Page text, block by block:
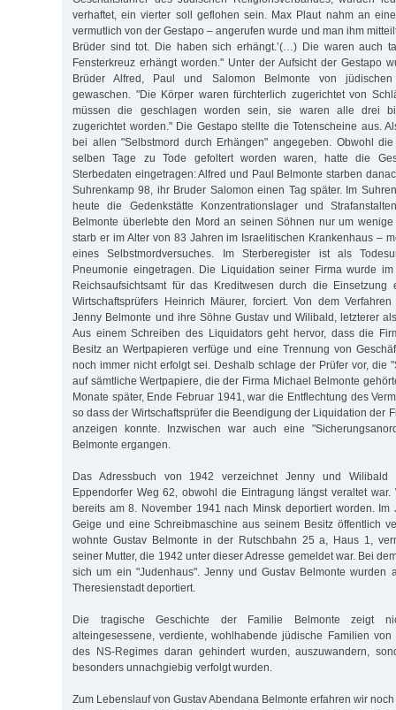
verhaftet, ein vierter soll geflohen sein. Max Plaut nahm an
vermutlich von der Gestapo – angerufen wurde und man ihm
Brüder sind tot. Die haben sich erhängt.’(…) Die waren auch
Fensterkreuz erhängt worden." Unter der Aufsicht der Gestapo
Brüder Alfred, Paul und Salomon Belmonte von jüdischen
gewaschen. "Die Körper waren fürchterlich zugerichtet von
müssen die geschlagen worden sein, sie waren alle drei
zugerichtet worden." Die Gestapo stellte die Totenscheine aus.
bei allen "Selbstmord durch Erhängen" angegeben. Obwohl
selben Tage zu Tode gefoltert worden waren, hatte die
Sterbedaten eingetragen: Alfred und Paul Belmonte starben
Suhrenkamp 98, ihr Bruder Salomon einen Tag später. Im
heute die Gedenkstätte Konzentrationslager und
Belmonte überlebte den Mord an seinen Söhnen nur um
starb er im Alter von 83 Jahren im Israelitischen Krankenhaus –
eines Selbstmordversuches. Im Sterberegister ist als
Pneumonie eingetragen. Die Liquidation seiner Firma wurde
Reichsaufsichtsamt für das Kreditwesen durch die Einsetzung
Wirtschaftsprüfers Heinrich Mäurer, forciert. Von dem
Jenny Belmonte und ihre Söhne Gustav und Wilibald, letzterer
Aus einem Schreiben des Liquidators geht hervor, dass die
Besitz an Wertpapieren verfüge und eine Trennung von
noch immer nicht erfolgt sei. Deshalb schlage der Prüfer vor, die
auf sämtliche Wertpapiere, die der Firma Michael Belmonte
Monate später, Ende Februar 1941, war die Entflechtung des
so dass der Wirtschaftsprüfer die Beendigung der Liquidation der
anzeigen konnte. Inzwischen war auch eine
Belmonte ergangen.
Das Adressbuch von 1942 verzeichnet Jenny und Wilibald
Eppendorfer Weg 62, obwohl die Eintragung längst veraltet war.
bereits am 8. November 1941 nach Minsk deportiert worden.
Geige und eine Schreibmaschine aus seinem Besitz öffentlich
wohnte Gustav Belmonte in der Rutschbahn 25 a, Haus 1,
seiner Mutter, die 1942 unter dieser Adresse gemeldet war. Bei
sich um ein "Judenhaus". Jenny und Gustav Belmonte wurden
Theresienstadt deportiert.
Die tragische Geschichte der Familie Belmonte zeigt
alteingesessene, verdiente, wohlhabende jüdische Familien von
des NS-Regimes daran gehindert wurden, auszuwandern,
besonders unnachgiebig verfolgt wurden.
Zum Lebenslauf von Gustav Abendana Belmonte erfahren wir